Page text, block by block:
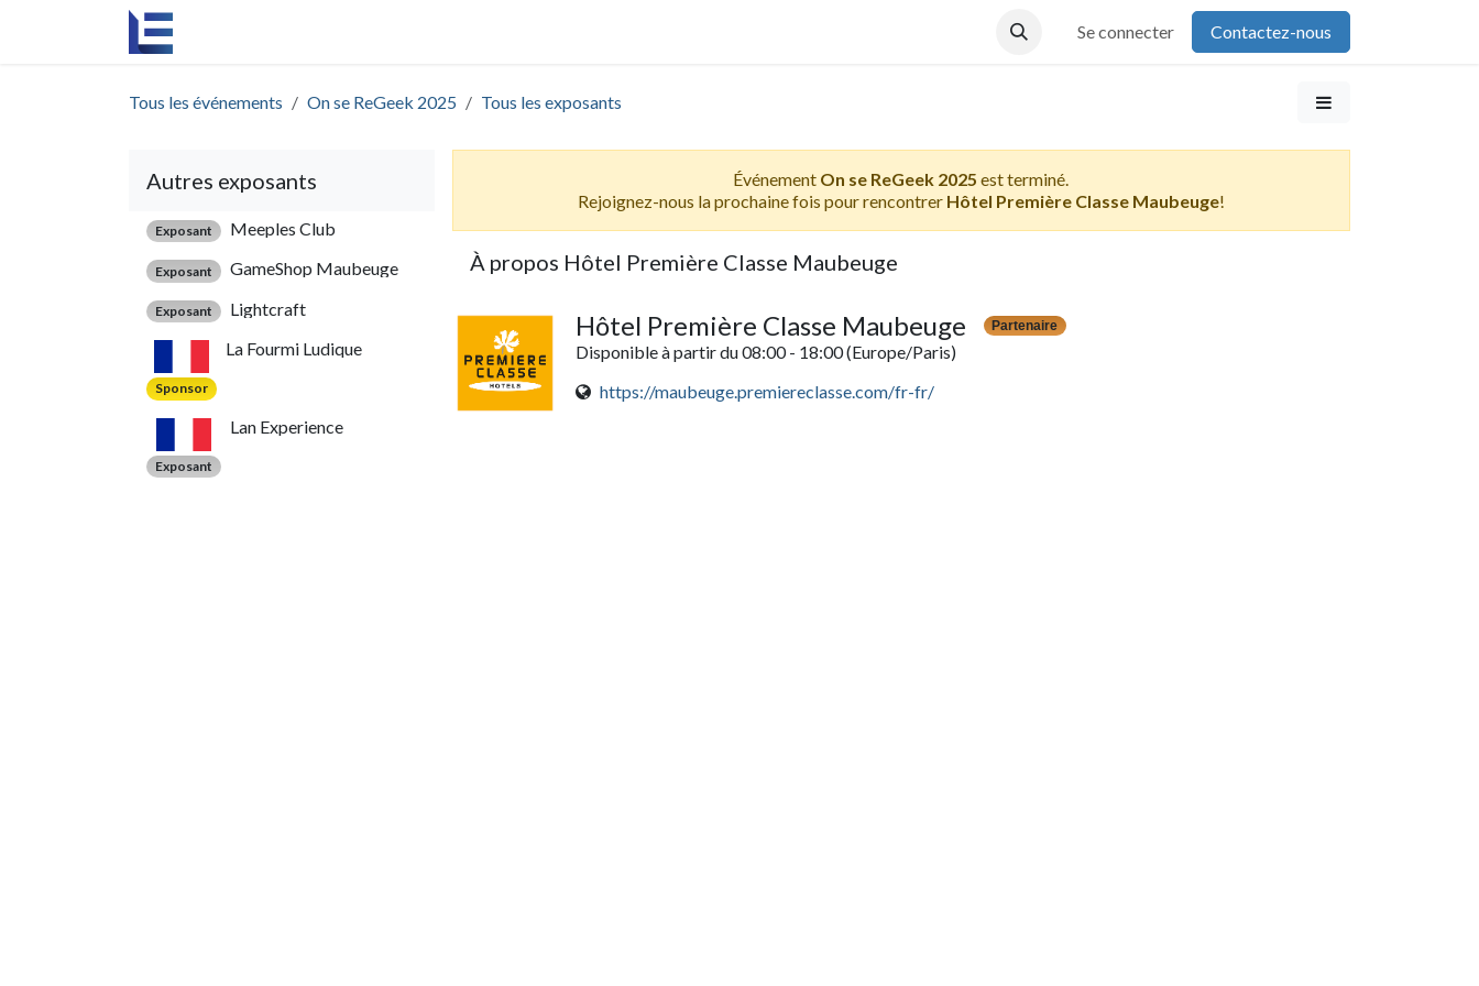
Se rendre au contenu
Se connecter Contactez-nous
Tous les événements On se ReGeek 2025 Tous les exposants
Autres exposants
Exposant Meeples Club
Exposant GameShop Maubeuge
Exposant Lightcraft
Sponsor
La Fourmi Ludique
Exposant
Lan Experience
Événement On se ReGeek 2025 est terminé.
Rejoignez-nous la prochaine fois pour rencontrer Hôtel Première Classe Maubeuge!
À propos Hôtel Première Classe Maubeuge
Hôtel Première Classe Maubeuge Partenaire
Disponible à partir du 08:00 - 18:00(Europe/Paris)
https://maubeuge.premiereclasse.com/fr-fr/